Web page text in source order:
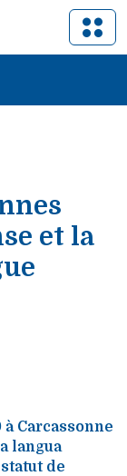
et la
Carcassonne
langua
de